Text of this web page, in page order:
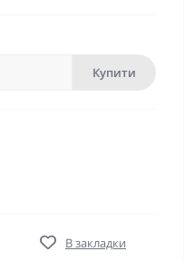
Купити
В закладки